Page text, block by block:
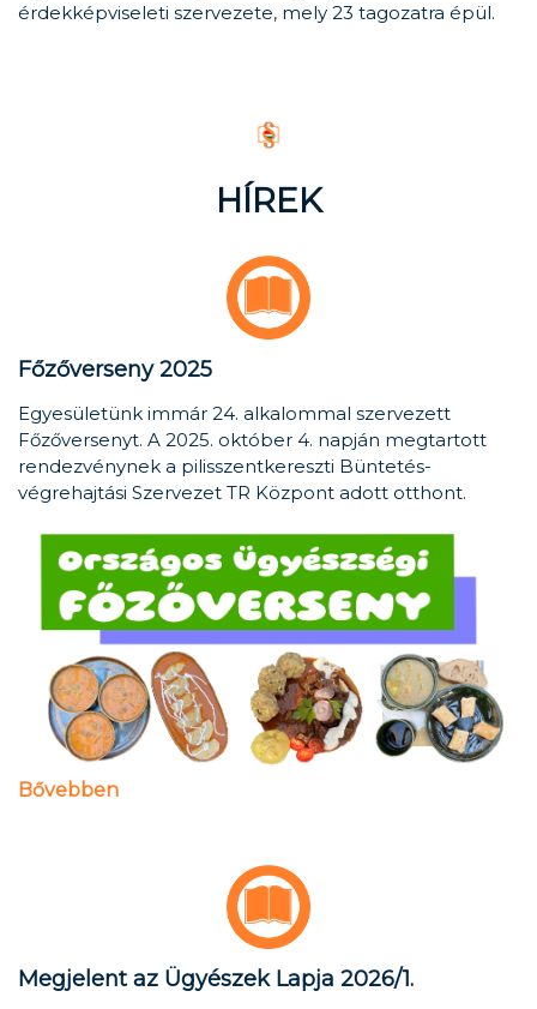
érdekképviseleti szervezete, mely 23 tagozatra épül.
HÍREK
Főzőverseny 2025
Egyesületünk immár 24. alkalommal szervezett
Főzőversenyt. A 2025. október 4. napján megtartott
rendezvénynek a pilisszentkereszti Büntetés-
végrehajtási Szervezet TR Központ adott otthont.
Bővebben
Megjelent az Ügyészek Lapja 2026/1.